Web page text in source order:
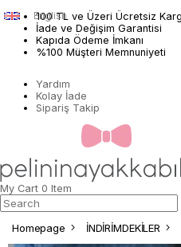
100 TL ve Üzeri Ücretsiz
İade ve Değişim Garantisi
Kapıda Ödeme İmkanı
%100 Müşteri Memnuniyeti
Yardım
Kolay İade
Sipariş Takip
English
My Cart 0 Item
Homepage İNDİRİMDEKİLER